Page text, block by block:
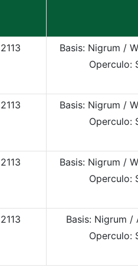
2113
Basis: Nigrum /
Operculo:
2113
Basis: Nigrum /
Operculo:
2113
Basis: Nigrum /
Operculo:
2113 Basis: Nigrum /
Operculo: